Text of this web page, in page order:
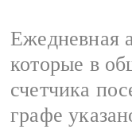
Ежедневная
которые в
счетчика
графе